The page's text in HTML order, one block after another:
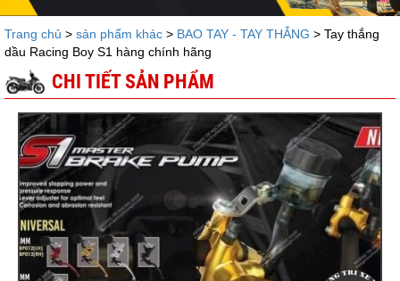
Trang chủ > sản phẩm khác > BAO TAY - TAY THẮNG > Tay thắng
dầu Racing Boy S1 hàng chính hãng
CHI TIẾT SẢN PHẨM